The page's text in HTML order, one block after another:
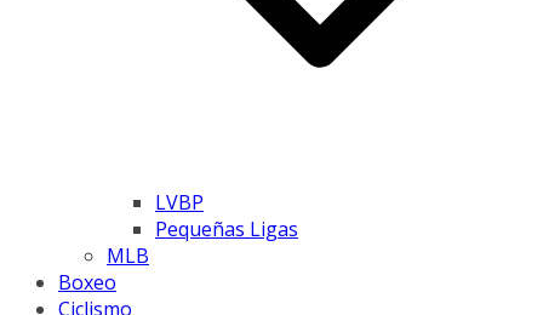
LVBP
Pequeñas Ligas
MLB
Boxeo
Ciclismo